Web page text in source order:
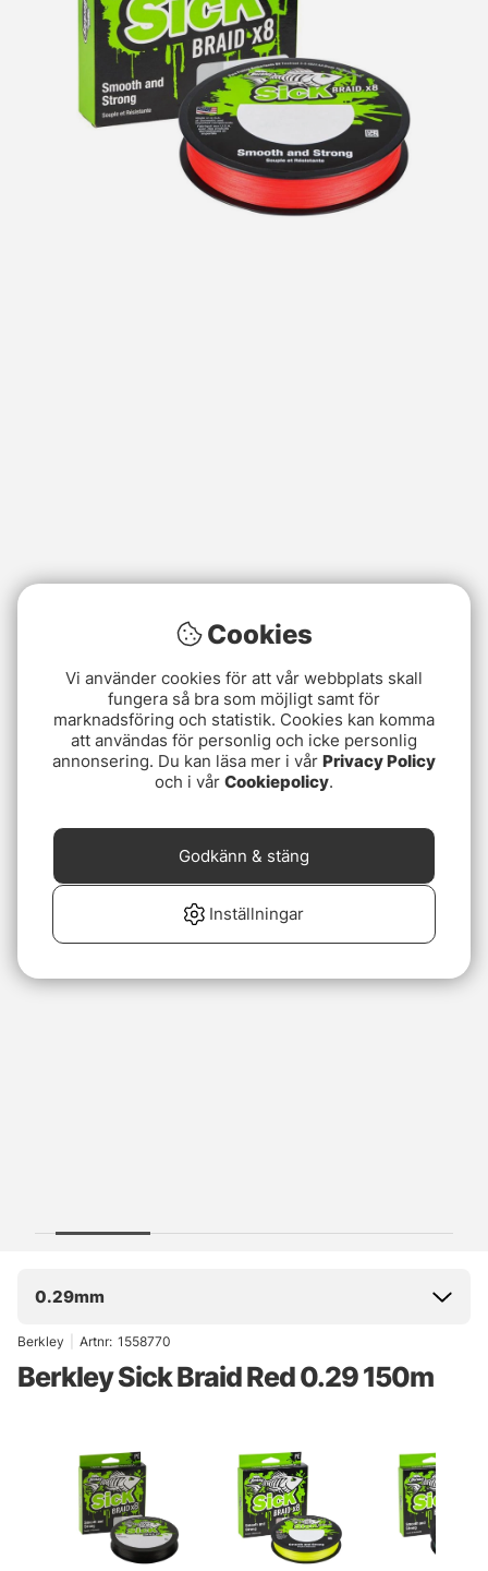
0.29mm
Berkley Artnr: 1558770
Berkley Sick Braid Red 0.29 150m
Cookies
Vi använder cookies för att vår webbplats skall
fungera så bra som möjligt samt för
marknadsföring och statistik. Cookies kan komma
att användas för personlig och icke personlig
annonsering. Du kan läsa mer i vår Privacy Policy
och i vår Cookiepolicy.
Inställningar
Godkänn & stäng